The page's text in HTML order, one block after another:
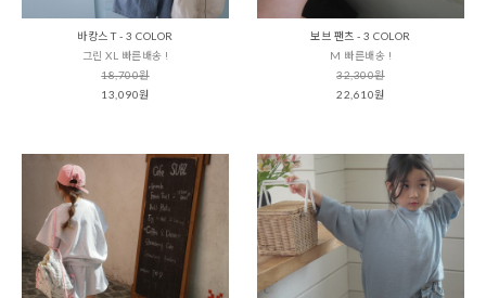
바캉스 T - 3 COLOR
그린 XL 빠른배송 !
18,700원
13,090원
보브 팬츠 - 3 COLOR
M 빠른배송 !
32,300원
22,610원